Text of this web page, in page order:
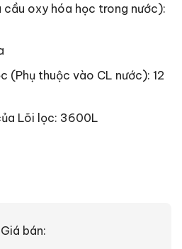
cầu oxy hóa học trong nước):
(Phụ thuộc vào CL nước): 12
Lõi lọc: 3600L
Giá bán: